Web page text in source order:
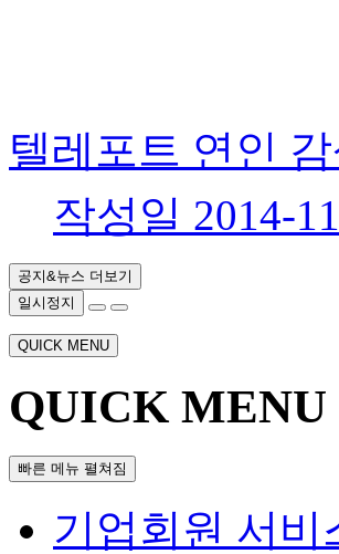
텔레포트 연인
작성일 2014-
공지&뉴스 더보기
일시정지
QUICK MENU
QUICK MENU
빠른 메뉴 펼쳐짐
기업회원 서비